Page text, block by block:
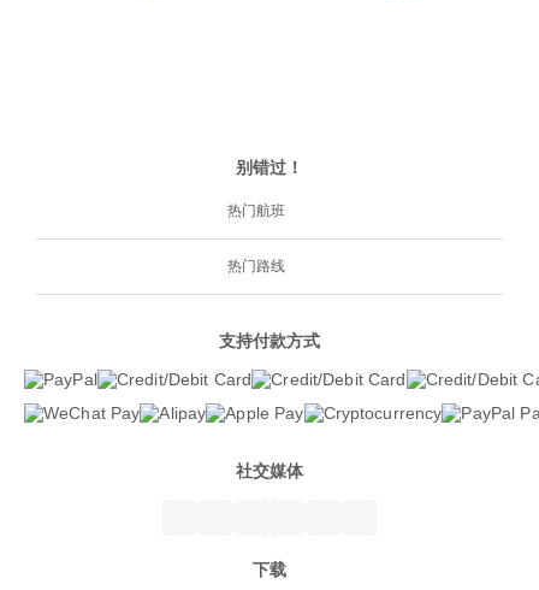
别错过！
热门航班
热门路线
支持付款方式
社交媒体
下载